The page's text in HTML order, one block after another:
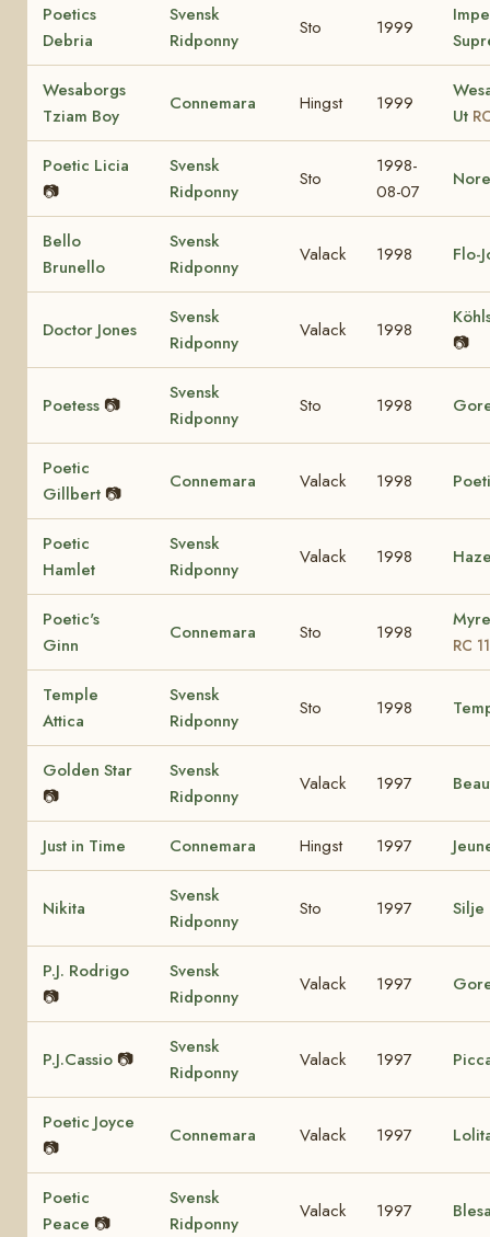
Poetics
Debria
Svensk
Ridponny
Sto 1999
Wesaborgs
Tziam Boy
Connemara Hingst 1999
Ut
Poetic Licia
📷
Svensk
Ridponny
Sto
1998-
08-07
Bello
Brunello
Svensk
Ridponny
Valack 1998 Flo-
Doctor Jones
Svensk
Ridponny
Valack 1998
📷
Poetess 📷
Svensk
Ridponny
Sto 1998
Poetic
Gillbert 📷
Connemara Valack 1998
Poetic
Hamlet
Svensk
Ridponny
Valack 1998
Poetic's
Ginn
Connemara Sto 1998
RC
Temple
Attica
Svensk
Ridponny
Sto 1998
Golden Star
📷
Svensk
Ridponny
Valack 1997
Just in Time Connemara Hingst 1997
Nikita
Svensk
Ridponny
Sto 1997 Silje
P.J. Rodrigo
📷
Svensk
Ridponny
Valack 1997
P.J.Cassio 📷
Svensk
Ridponny
Valack 1997
Poetic Joyce
📷
Connemara Valack 1997
Poetic
Peace 📷
Svensk
Ridponny
Valack 1997